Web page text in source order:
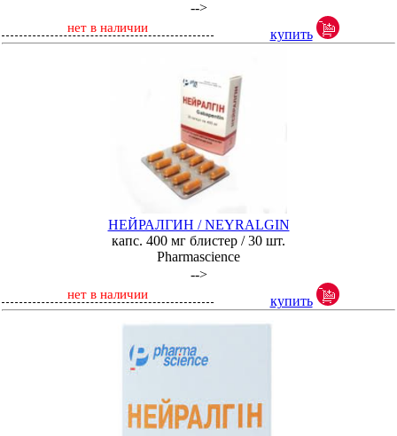
-->
нет в наличии купить
НЕЙРАЛГИН / NEYRALGIN
капс. 400 мг блистер / 30 шт.
Pharmascience
-->
нет в наличии купить